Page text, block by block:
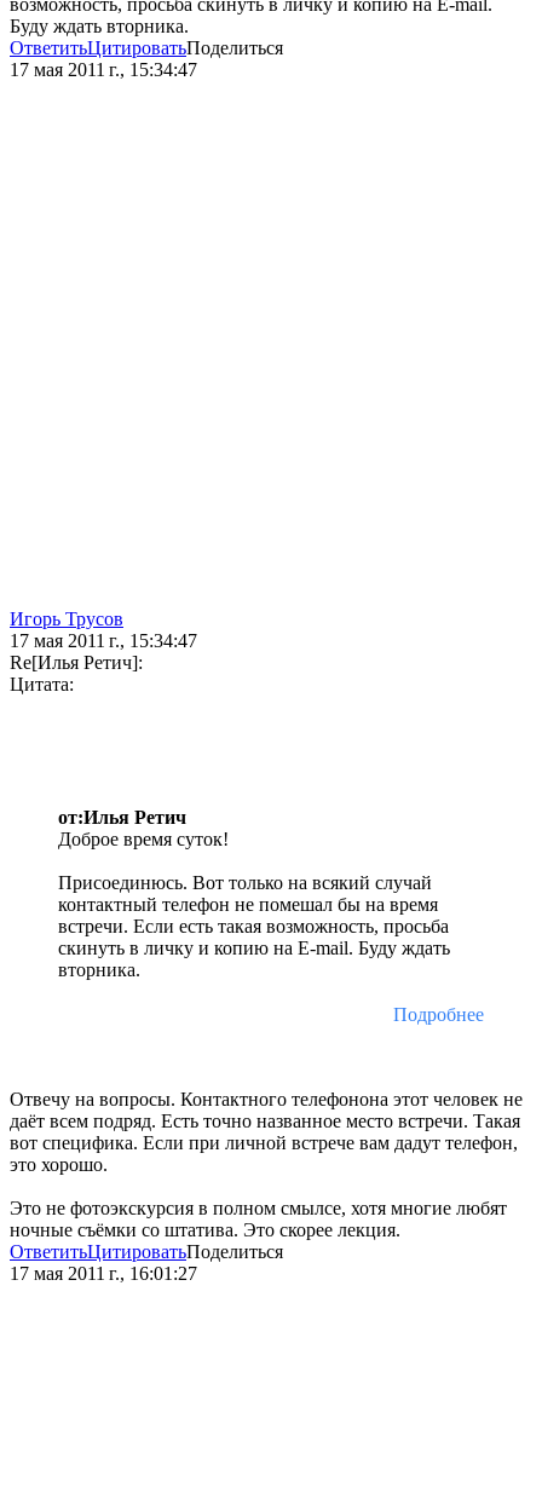
возможность, просьба скинуть в личку и копию на E-mail.
Буду ждать вторника.
ОтветитьЦитироватьПоделиться
17 мая 2011 г., 15:34:47
Игорь Трусов
17 мая 2011 г., 15:34:47
Re[Илья Ретич]:
Цитата:
от:Илья Ретич
Доброе время суток!
Присоединюсь. Вот только на всякий случай
контактный телефон не помешал бы на время
встречи. Если есть такая возможность, просьба
скинуть в личку и копию на E-mail. Буду ждать
вторника.
Подробнее
Отвечу на вопросы. Контактного телефонона этот человек не
даёт всем подряд. Есть точно названное место встречи. Такая
вот специфика. Если при личной встрече вам дадут телефон,
это хорошо.
Это не фотоэкскурсия в полном смылсе, хотя многие любят
ночные съёмки со штатива. Это скорее лекция.
ОтветитьЦитироватьПоделиться
17 мая 2011 г., 16:01:27